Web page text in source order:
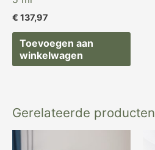
€ 137,97
Toevoegen aan
winkelwagen
Gerelateerde producten